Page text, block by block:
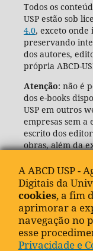
Todos os
USP estão sob
4.0, exceto onde
preservando
dos autores,
própria ABCD-
Atenção: não é
dos e-books
USP em outros
empresas sem a
escrito dos
obras, além da
(ABCD-USP).
A ABCD USP -
Digitais da
cookies, a fim
aprimorar a
navegação no
esse
Privacidade e